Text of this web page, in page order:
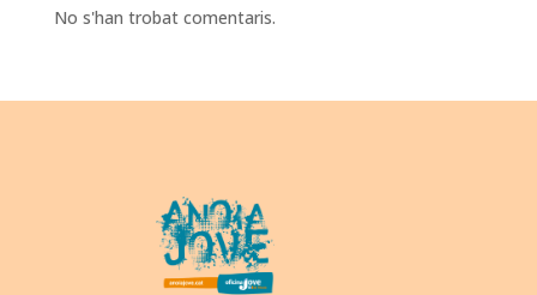
No s'han trobat comentaris.